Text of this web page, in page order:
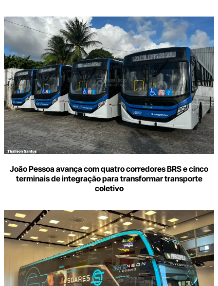
João Pessoa avança com quatro corredores BRS e cinco
terminais de integração para transformar transporte
coletivo